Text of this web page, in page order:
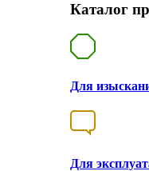
Каталог
Для
Для